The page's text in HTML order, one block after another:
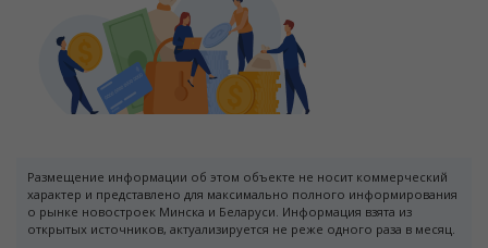
Размещение информации об этом объекте не носит коммерческий
характер и представлено для максимально полного информирования
о рынке новостроек Минска и Беларуси. Информация взята из
открытых источников, актуализируется не реже одного раза в месяц.